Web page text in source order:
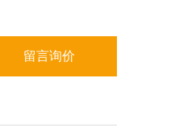
），人性化的触控
留言询价